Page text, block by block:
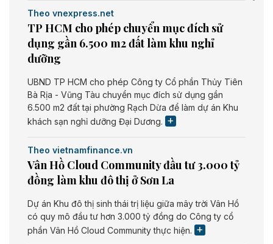
Theo vnexpress.net
TP HCM cho phép chuyển mục đích sử
dụng gần 6.500 m2 đất làm khu nghỉ
dưỡng
UBND TP HCM cho phép Công ty Cổ phần Thủy Tiên
Bà Rịa - Vũng Tàu chuyển mục đích sử dụng gần
6.500 m2 đất tại phường Rạch Dừa để làm dự án Khu
khách sạn nghỉ dưỡng Đại Dương.
Theo vietnamfinance.vn
Vân Hồ Cloud Community đầu tư 3.000 tỷ
đồng làm khu đô thị ở Sơn La
Dự án Khu đô thị sinh thái trị liệu giữa mây trời Vân Hồ
có quy mô đầu tư hơn 3.000 tỷ đồng do Công ty cổ
phần Vân Hồ Cloud Community thực hiện.